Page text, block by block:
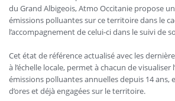
du Grand Albigeois, Atmo Occitanie propose
émissions polluantes sur ce territoire dans le
l’accompagnement de celui-ci dans le suivi de
Cet état de référence actualisé avec les
à l’échelle locale, permet à chacun de visualiser
émissions polluantes annuelles depuis 14 ans,
d’ores et déjà engagées sur le territoire.